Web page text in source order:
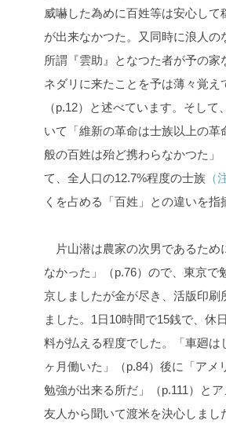
威嚇した為めに百姓等は安心して
が出来なかつた。又同時に浪人の
所謂『雲助』となつた者が予の家
ネダリに来たことを予は薄々覚え
（p.12）と述べています。そして
いて「維新の革命は士族以上の革
般の百姓は殆ど携わらなかつた」
て、全人口の12.7%程度の士族 （
くを占める「百姓」との違いを指
片山潜は農家の次男であるため
なかった」（p.76）ので、東京で
京しましたが金が尽き、活版印刷
ました。1日10時間で15銭で、休
料が払える程度でした。「車廻は
ヶ月働いた」（p.84）後に「アメ
勉強が出来る所だ」（p.111）と
友人から聞いて渡米を決心しまし